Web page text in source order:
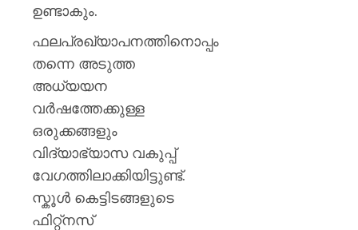
ഉണ്ടാകും.
ഫലപ്രഖ്യാപനത്തിനൊപ്പം
തന്നെ അടുത്ത
അധ്യയന
വർഷത്തേക്കുള്ള
ഒരുക്കങ്ങളും
വിദ്യാഭ്യാസ വകുപ്പ്
വേഗത്തിലാക്കിയിട്ടുണ്ട്.
സ്കൂൾ കെട്ടിടങ്ങളുടെ
ഫിറ്റ്നസ്